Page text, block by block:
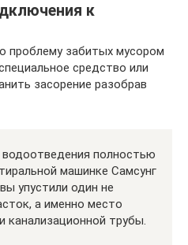
к
проблему забитых мусором
средство или
засорение разобрав
полностью
машинке Самсунг
упустили один не
а именно место
канализационной трубы.